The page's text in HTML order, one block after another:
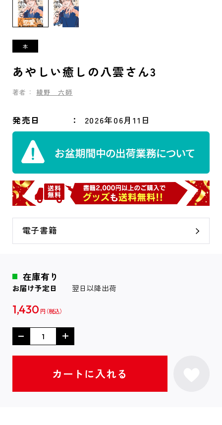
あやしい癒しの八雲さん3
著者： 綾野 六師
発売日 2026年06月11日
電子書籍
在庫有り
お届け予定日 翌日以降出荷
1,430 円